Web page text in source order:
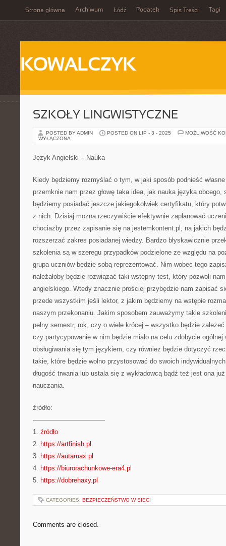
Strona główna Archiwum Łódź Podatek Spis Treści Tagi
KOWALCZYK
SZKOŁY LINGWISTYCZNE
POSTED BY ADMIN POSTED ON LIP - 3 - 2025
MOŻLIWOŚĆ
WYŁĄCZONA
Język Angielski – Nauka
Kiedy będziemy rozmyślać o tym, w jaki sposób podnieść
przemknie nam przez głowę taka idea, jak nauka języka obcego,
będziemy posiadać jeszcze jakiegokolwiek certyfikatu, który
z nich. Dzisiaj można rzeczywiście efektywnie zaplanować
chociażby przez zapisanie się na jestemkontent.pl, na jakich
rozszerzać zakres posiadanej wiedzy. Bardzo błyskawicznie
szkolenia są w szeregu przypadków podzielone ze względu na
grupa uczniów będzie sobą reprezentować. Nim wobec tego
należałoby będzie rozwiązać taki wstępny test, który pozwoli
angielskiego. Wtedy znacznie prościej przybędzie nam zapisać
przede wszystkim jeśli lektor, z jakim będziemy na wstępie
naszym przekonaniu. Jakim sposobem zauważymy takie
pełny semestr, rok, czy o wiele krócej – wszystko będzie
czy partycypowanie w nim będzie miało na celu zdobycie
obsługiwania się tym językiem, czy również będzie dotyczyć
takie, które będzie wolno przystosować do swoich
długość trwania lub ustala się z wykładowcą bądź też jest ona
nauczania.
źródło:
———————————
1. źródło
2. https://artfinish.pl
3. https://autamax.pl
4. https://biurorachunkowe-era4.pl
5. https://dobrehaxy.pl
CATEGORIES: BEZPIECZEŃSTWO W SIECI
Comments are closed.